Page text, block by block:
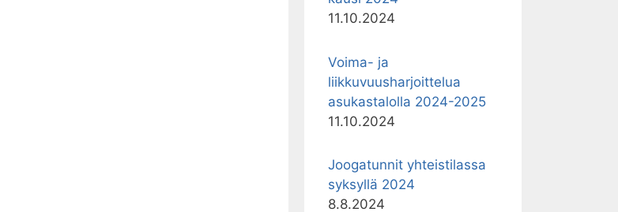
11.10.2024
Voima- ja
liikkuvuusharjoittelua
asukastalolla 2024-2025
11.10.2024
Joogatunnit yhteistilassa
syksyllä 2024
8.8.2024